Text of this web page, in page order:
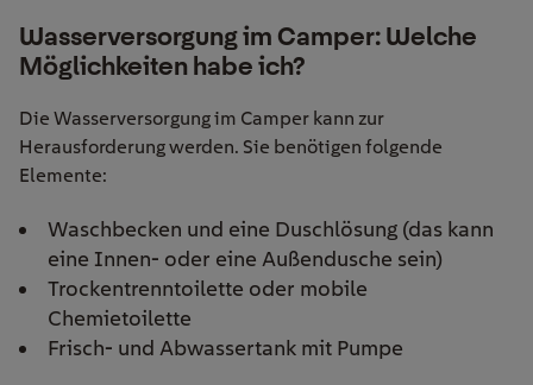
Wasserversorgung im Camper: Welche
Möglichkeiten habe ich?
Die Wasserversorgung im Camper kann zur
Herausforderung werden. Sie benötigen folgende
Elemente:
Waschbecken und eine Duschlösung (das kann
eine Innen- oder eine Außendusche sein)
Trockentrenntoilette oder mobile
Chemietoilette
Frisch- und Abwassertank mit Pumpe